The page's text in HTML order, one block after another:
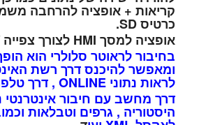
קריאות + אופציה להרחבה
כרטיס SD.
אופציה למסך HMI לצורך צפייה / קונפיגורציה.
בחיבור לראוטר סלולרי הוא
ומאפשר להיכנס דרך רשת
לראות נתוני ONLINE , דרך טלפון או דרך מחשב.
דרך מחשב עם חיבור אינטרנטי
היסטוריה , גרפים וטבלאות